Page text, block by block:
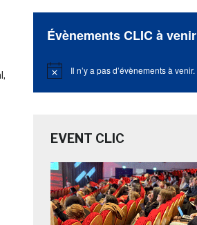
Évènements CLIC à venir
Notice Il n’y a pas d’évènements à venir.
EVENT CLIC